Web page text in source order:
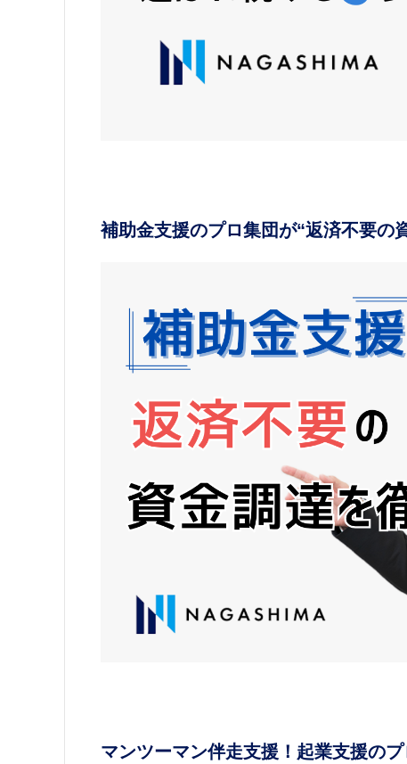
補助金支援のプロ集団が“返済不要の
マンツーマン伴走支援！起業支援の